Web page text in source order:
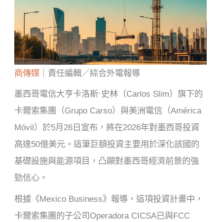
商傳媒 ｜責任編輯／綜合外電報導
墨西哥電信大亨卡洛斯·史林（Carlos Slim）旗下的
卡爾索集團（Grupo Carso）與美洲電信（América
Móvil）於5月26日宣布，將在2026年對墨西哥投資
高達50億美元。這筆巨額投資主要用於深化該國的
基礎設施與能源項目，凸顯對墨西哥經濟前景的強
勁信心。
根據《Mexico Business》報導，這項投資計畫中，
卡爾索集團的子公司Operadora CICSA已與FCC